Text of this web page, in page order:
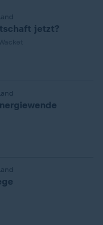
jetzt?